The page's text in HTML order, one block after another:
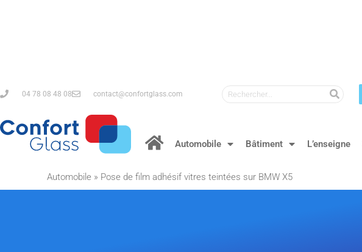
04 78 08 48 08 contact@confortglass.com
Automobile Bâtiment L’enseigne
Automobile » Pose de film adhésif vitres teintées sur BMW X5